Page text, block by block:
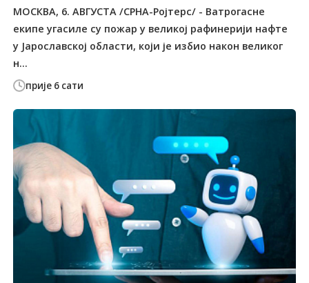
прије 6 сати
МОСКВА, 6. АВГУСТА /СРНА-Ројтерс/ - Ватрогасне
екипе угасиле су пожар у великој рафинерији нафте
у Јарославској области, који је избио након великог
н...